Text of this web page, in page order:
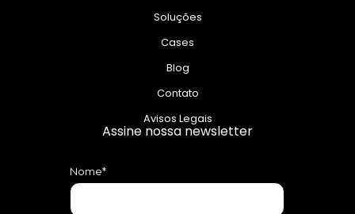
Soluções
Cases
Blog
Contato
Avisos Legais
Assine nossa newsletter
Nome*